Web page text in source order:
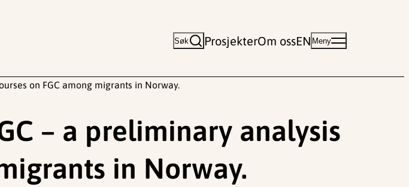
Søk ProsjekterOm ossEN Meny
on FGC among migrants in Norway.
– a preliminary analysis
in Norway.